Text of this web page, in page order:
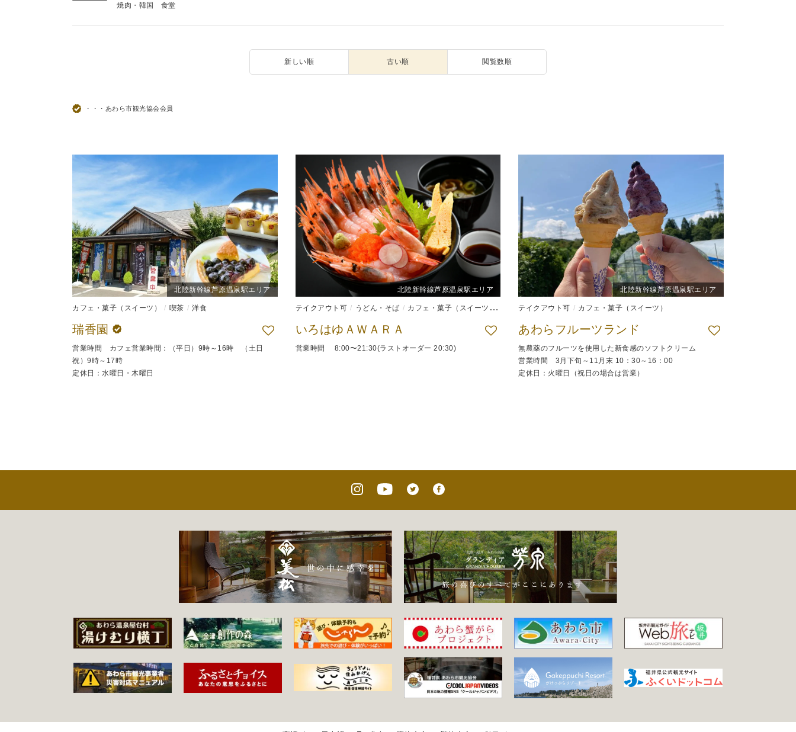
焼肉・韓国
食堂
新しい順 古い順 閲覧数順
・・・あわら市観光協会会員
北陸新幹線芦原温泉駅エリア
カフェ・菓子（スイーツ） 喫茶 洋食
瑞香園
営業時間 カフェ営業時間：（平日）9時～16時 （土日
祝）9時～17時
定休日：水曜日・木曜日
北陸新幹線芦原温泉駅エリア
テイクアウト可 うどん・そば カフェ・菓子（スイーツ） 和食
いろはゆＡＷＡＲＡ
営業時間 8:00〜21:30(ラストオーダー 20:30)
北陸新幹線芦原温泉駅エリア
テイクアウト可 カフェ・菓子（スイーツ）
あわらフルーツランド
無農薬のフルーツを使用した新食感のソフトクリーム
営業時間 3月下旬～11月末 10：30～16：00
定休日：火曜日（祝日の場合は営業）